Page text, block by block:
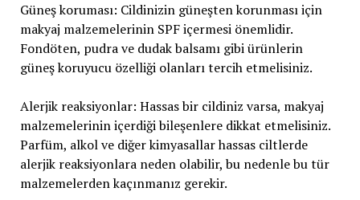
Güneş koruması: Cildinizin güneşten korunması için
makyaj malzemelerinin SPF içermesi önemlidir.
Fondöten, pudra ve dudak balsamı gibi ürünlerin
güneş koruyucu özelliği olanları tercih etmelisiniz.
Alerjik reaksiyonlar: Hassas bir cildiniz varsa, makyaj
malzemelerinin içerdiği bileşenlere dikkat etmelisiniz.
Parfüm, alkol ve diğer kimyasallar hassas ciltlerde
alerjik reaksiyonlara neden olabilir, bu nedenle bu tür
malzemelerden kaçınmanız gerekir.